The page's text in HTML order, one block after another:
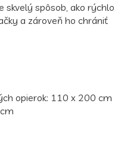
skvelý spôsob, ako rýchlo
a zároveň ho chrániť
opierok: 110 x 200 cm